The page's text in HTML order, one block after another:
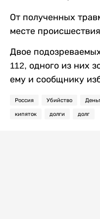
От полученных
месте
Двое
112, одного из них
ему и сообщнику
Россия Убийство
кипяток долги долг